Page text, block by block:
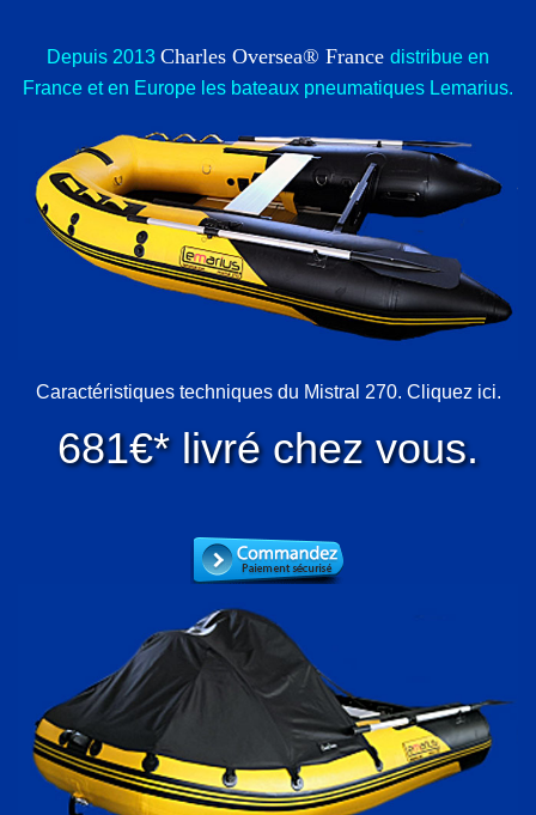
Depuis 2013 Charles Oversea® France distribue en
France et en Europe les bateaux pneumatiques Lemarius.
Caractéristiques techniques du Mistral 270. Cliquez ici.
681€* livré chez vous.